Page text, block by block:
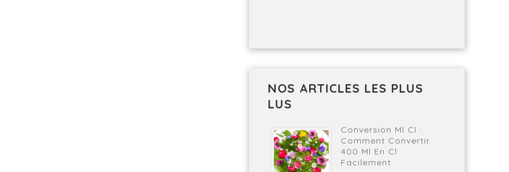
NOS ARTICLES LES PLUS
LUS
Conversion Ml Cl :
Comment Convertir
400 Ml En Cl
Facilement